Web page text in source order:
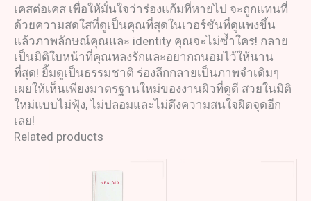
เคสต่อเคส เพื่อให้มั่นใจว่าร่องแก้มที่หายไป จะถูกแทนที่
ด้วยความสดใสที่ดูเป็นคุณที่สุดในเวอร์ชันที่ดูแพงขึ้น
แล้วภาพลักษณ์คุณและ identity คุณจะไม่ซ้ำใคร! กลาย
เป็นมิติใบหน้าที่คุณหลงรักและอยากถนอมไว้ให้นาน
ที่สุด! ยิ้มดูเป็นธรรมชาติ ร่องลึกกลายเป็นภาพจำเดิมๆ
เผยให้เห็นเพียงมาตรฐานใหม่ของงานผิวที่ดูดี สวยในมิติ
ใหม่แบบไม่ฟุ้ง, ไม่ปลอมและไม่ดึงความสนใจผิดจุดอีก
เลย!
Related products